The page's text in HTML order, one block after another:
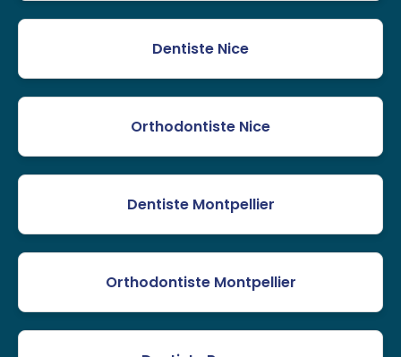
Dentiste Nice
Orthodontiste Nice
Dentiste Montpellier
Orthodontiste Montpellier